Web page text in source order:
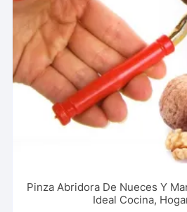
Pinza Abridora De Nueces Y
Ideal Cocina,